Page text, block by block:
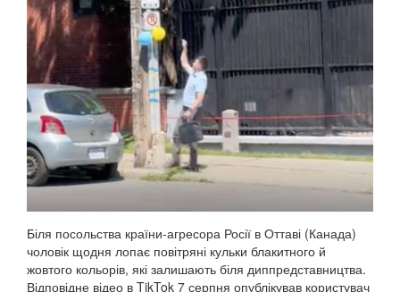
Біля посольства країни-агресора Росії в Оттаві (Канада)
чоловік щодня лопає повітряні кульки блакитного й
жовтого кольорів, які залишають біля диппредставництва.
Відповідне відео в TikTok 7 серпня опублікував користувач